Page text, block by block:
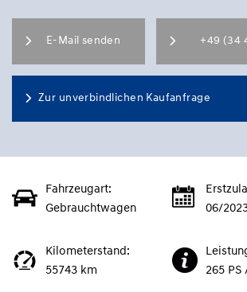
E-Mail senden +49 (34
Zur unverbindlichen Kaufanfrage
Fahrzeugart:
Gebrauchtwagen
06/
Kilometerstand:
55743 km
265 PS